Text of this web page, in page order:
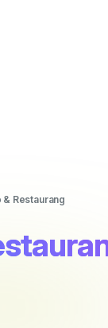
& Restaurang